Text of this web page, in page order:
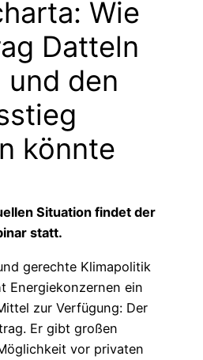
Wie
Datteln
und den
könnte
Situation findet der
statt.
gerechte Klimapolitik
Energiekonzernen ein
zur Verfügung: Der
Er gibt großen
vor privaten